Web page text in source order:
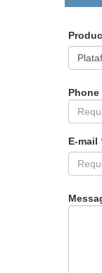
Phone
E-mail